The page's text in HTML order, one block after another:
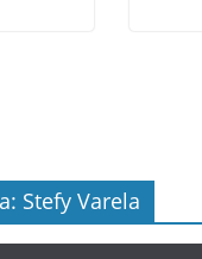
Stefy Varela